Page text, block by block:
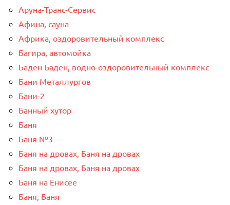
Аруна-Транс-Сервис
Афина, сауна
Африка, оздоровительный комплекс
Багира, автомойка
Баден Баден, водно-оздоровительный комплекс
Бани Металлургов
Бани-2
Банный хутор
Баня
Баня №3
Баня на дровах, Баня на дровах
Баня на дровах, Баня на дровах
Баня на Енисее
Баня, Баня